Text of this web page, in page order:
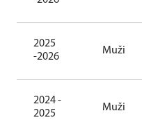
2025
-2026
Muži
2024 -
2025
Muži